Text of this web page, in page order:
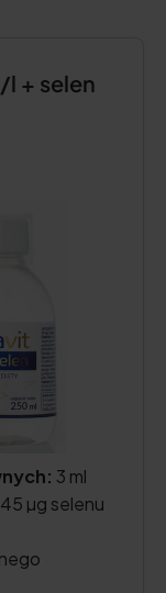
l + selen
3 ml
µg selenu